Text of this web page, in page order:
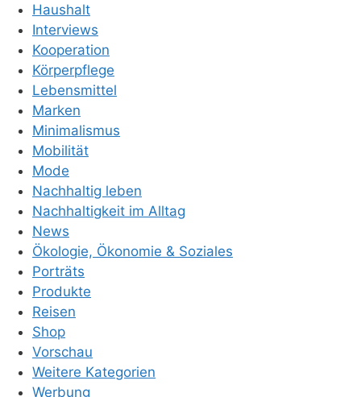
Haushalt
Interviews
Kooperation
Körperpflege
Lebensmittel
Marken
Minimalismus
Mobilität
Mode
Nachhaltig leben
Nachhaltigkeit im Alltag
News
Ökologie, Ökonomie & Soziales
Porträts
Produkte
Reisen
Shop
Vorschau
Weitere Kategorien
Werbung